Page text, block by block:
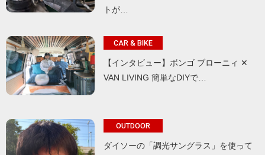
トが…
CAR & BIKE
【インタビュー】ボンゴ ブローニィ ✕
VAN LIVING 簡単なDIYで…
OUTDOOR
ダイソーの「調光サングラス」を使って